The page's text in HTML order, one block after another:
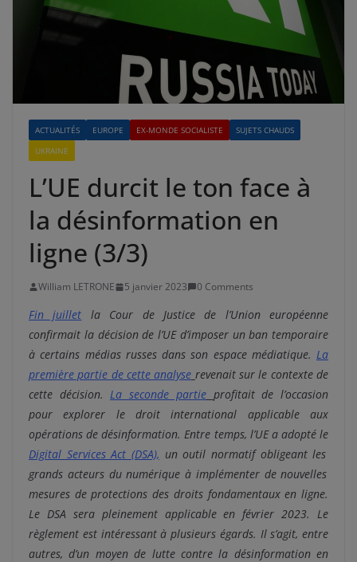
ACTUALITÉS EUROPE EX-MONDE SOCIALISTE
SUJETS CHAUDS
UKRAINE
L’UE durcit le ton face à
la désinformation en
ligne (3/3)
William LETRONE 5 janvier 2023 0 Comments
Fin juillet la Cour de Justice de l’Union européenne
confirmait la décision de l’UE d’imposer un ban temporaire
à certains médias russes dans son espace médiatique. La
première partie de cette analyse revenait sur le contexte de
cette décision.La seconde partie profitait de l’occasion
pour explorer le droit international applicable aux
opérations de désinformation.Entre temps, l’UE a adopté le
Digital Services Act (DSA), un outil normatif obligeantles
grands acteurs du numérique à implémenter de nouvelles
mesures de protections des droits fondamentaux en ligne.
Le DSA sera pleinement applicable en février 2023. Le
règlement est intéressant à plusieurs égards. Il s’agit, entre
autres, d’un moyen de lutte contre la désinformation en